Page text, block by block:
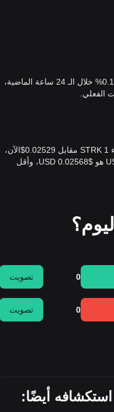
سعر Starknet المباشر اليوم هو 0.02529$USD، مع قيمة سوقية حالية تبلغ --. انخفض سعر Starknet بنسبة 0.16% خلال الـ 24 ساعة الماضية،
اعتبارًا من الآن، يُقيّم سعر Starknet (STRK) بعملة United States Dollar بقيمة 0.02529$ USD. يُمكنك شراء 1 STRK مقابل 0.02529$الآن،
يُمكنك شراء 395.41 STRK مقابل $10 الآن. خلال الـ 24 ساعة الماضية، كان أعلى سعر لتحويل STRK إلى USD هو $0.02568 USD، وأقل
0 تصويت
0 تصويت